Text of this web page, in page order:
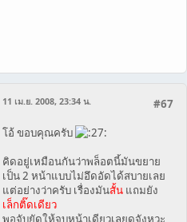
#67
11 เม.ย. 2008, 23:34 น.
โอ้ ขอบคุณครับ
คิดอยู่เหมือนกันว่าพล็อตนี้มันขยาย
เป็น 2 หน้าแบบไม่อึดอัดได้สบายเลย
แต่อย่างว่าครับ เรื่องมันสั้น แถมยัง
เล็กติ๊ดเดียว
พอจับยัดให้จบหน้าเดียวเลยดูจังหวะ